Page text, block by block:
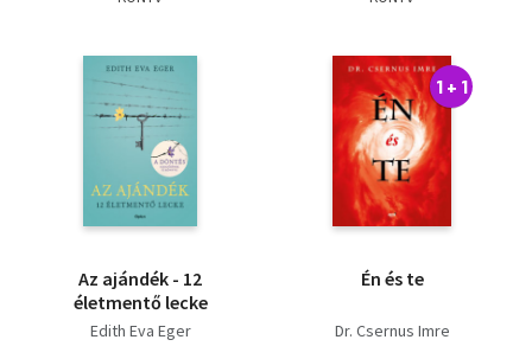
Az ajándék - 12
életmentő lecke
Edith Eva Eger
1 + 1
Én és te
Dr. Csernus Imre